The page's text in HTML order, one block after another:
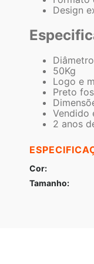
Design
50Kg
Logo e
Preto
Vendido
2 anos
Cor
Tamanho